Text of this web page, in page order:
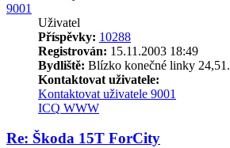
9001
Uživatel
Příspěvky: 10288
Registrován: 15.11.2003 18:49
Bydliště: Blízko konečné linky 24,51.
Kontaktovat uživatele:
Kontaktovat uživatele 9001
ICQ WWW
Re: Škoda 15T ForCity